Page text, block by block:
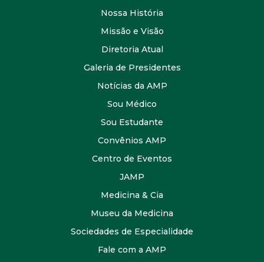
Nossa História
Missão e Visão
Diretoria Atual
Galeria de Presidentes
Notícias da AMP
Sou Médico
Sou Estudante
Convênios AMP
Centro de Eventos
JAMP
Medicina & Cia
Museu da Medicina
Sociedades de Especialidade
Fale com a AMP